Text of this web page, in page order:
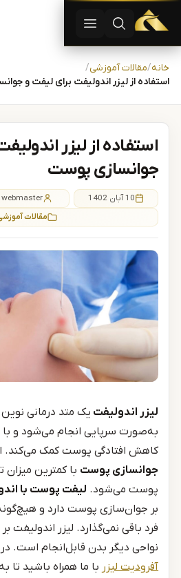
پرش به محتوا
دستگاه لیزر موهای زاید | دستگاه
باز کردن جستجو
باز کردن منو
خانه مقالات آموزشی
استفاده از لیزر اندولیفت برای لیفت و
استفاده از لیزر
جوانسازی پوست
10 آبان 1402 webmaster
مقالات
لیزر اندولیفت یک متد درمانی
به‌صورت سرپایی انجام می‌شود و
کاهش افتادگی پوست کمک می‌کند.
جوانسازی پوست با کمترین
پوست می‌شود. لیفت پوست با
بر جوان‌سازی پوست دارد و
فرد باقی نمی‌گذارد. لیزر
نواحی دیگر بدن قابل‌انجام است.
آفرودیت لیزر با ما همراه باشید تا